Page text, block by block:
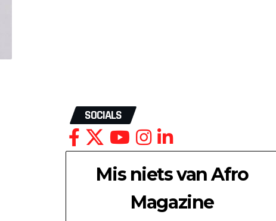
SOCIALS
Mis niets van Afro
Magazine